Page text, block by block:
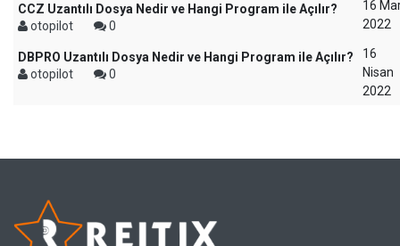
CCZ Uzantılı Dosya Nedir ve Hangi Program ile Açılır?
otopilot
0
16
2022
DBPRO Uzantılı Dosya Nedir ve Hangi Program ile Açılır?
otopilot
0
16
Nisan
2022